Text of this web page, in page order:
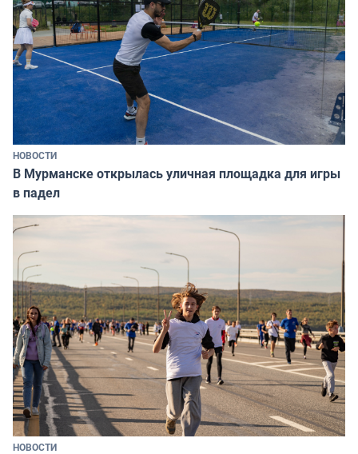
НОВОСТИ
В Мурманске открылась уличная площадка для игры
в падел
НОВОСТИ